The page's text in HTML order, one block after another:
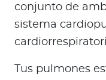
conjunto de
sistema
Tus pulmones